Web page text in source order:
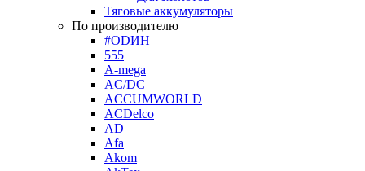
Тяговые аккумуляторы
По производителю
#ODИН
555
A-mega
AC/DC
ACCUMWORLD
ACDelco
AD
Afa
Akom